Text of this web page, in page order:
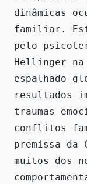
dinâmicas
familiar.
pelo
Hellinger na
espalhado
resultados
traumas
conflitos
premissa da
muitos dos